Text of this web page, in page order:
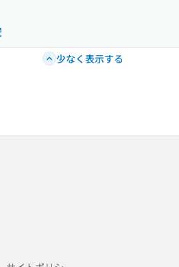
少なく表示する